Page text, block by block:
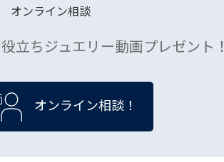
オンライン相談
立ちジュエリー動画プレゼント！
オンライン相談！